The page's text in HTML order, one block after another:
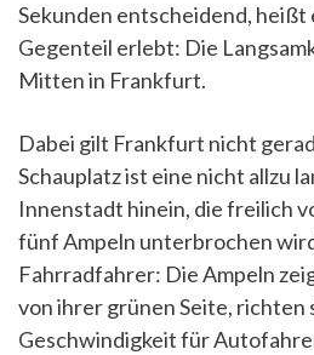
Sekunden entscheidend, heißt
Gegenteil erlebt: Die
Mitten in Frankfurt.
Dabei gilt Frankfurt nicht
Schauplatz ist eine nicht allzu
Innenstadt hinein, die freilich
fünf Ampeln unterbrochen
Fahrradfahrer: Die Ampeln
von ihrer grünen Seite, richten
Geschwindigkeit für